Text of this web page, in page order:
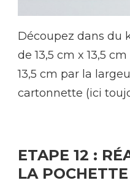
Découpez dans du
de 13,5 cm x 13,5
13,5 cm par la
cartonnette (ici
ETAPE 12 :
LA